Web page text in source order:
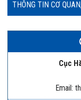
THÔNG TIN CƠ
Cục
Email: